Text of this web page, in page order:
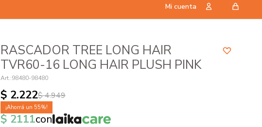
RASCADOR TREE LONG HAIR
TVR60-16 LONG HAIR PLUSH PINK
98480-98480
$ 2.222$4.949
55
$ 2111con